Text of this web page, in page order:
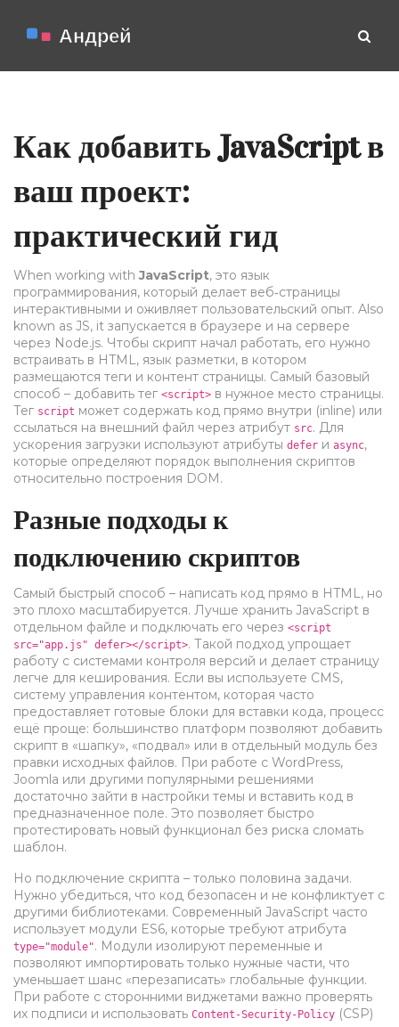
Как добавить JavaScript в
ваш проект:
практический гид
When working withJavaScript, это язык
программирования, который делает веб‑страницы
интерактивными и оживляет пользовательский опыт. Also
known as JS, it запускается в браузере и на сервере
через Node.js. Чтобы скрипт начал работать, его нужно
встраивать в HTML, язык разметки, в котором
размещаются теги и контент страницы. Самый базовый
способ – добавить тег <script> в нужное место страницы.
Тег script может содержать код прямо внутри (inline) или
ссылаться на внешний файл через атрибут src. Для
ускорения загрузки используют атрибуты defer и async,
которые определяют порядок выполнения скриптов
относительно построения DOM.
Разные подходы к
подключению скриптов
Самый быстрый способ – написать код прямо в HTML, но
это плохо масштабируется. Лучше хранить JavaScript в
отдельном файле и подключать его через <script
src="app.js" defer></script>. Такой подход упрощает
работу с системами контроля версий и делает страницу
легче для кеширования. Если вы используете CMS,
систему управления контентом, которая часто
предоставляет готовые блоки для вставки кода, процесс
ещё проще: большинство платформ позволяют добавить
скрипт в «шапку», «подвал» или в отдельный модуль без
правки исходных файлов. При работе с WordPress,
Joomla или другими популярными решениями
достаточно зайти в настройки темы и вставить код в
предназначенное поле. Это позволяет быстро
протестировать новый функционал без риска сломать
шаблон.
Но подключение скрипта – только половина задачи.
Нужно убедиться, что код безопасен и не конфликтует с
другими библиотеками. Современный JavaScript часто
использует модули ES6, которые требуют атрибута
type="module". Модули изолируют переменные и
позволяют импортировать только нужные части, что
уменьшает шанс «перезаписать» глобальные функции.
При работе с сторонними виджетами важно проверять
их подписи и использовать Content‑Security‑Policy (CSP)